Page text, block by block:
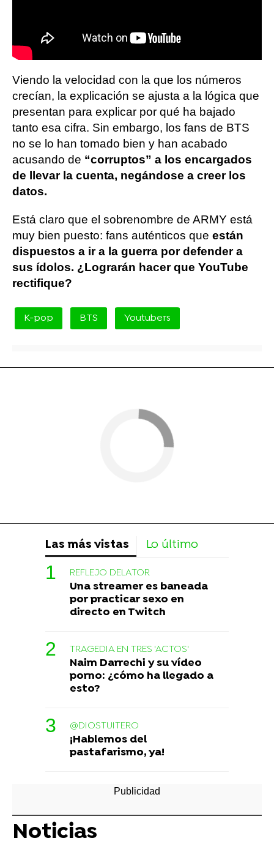
Viendo la velocidad con la que los números
crecían, la explicación se ajusta a la lógica que
presentan para explicar por qué ha bajado
tanto esa cifra. Sin embargo, los fans de BTS
no se lo han tomado bien y han acabado
acusando de “corruptos” a los encargados
de llevar la cuenta, negándose a creer los
datos.
Está claro que el sobrenombre de ARMY está
muy bien puesto: fans auténticos que están
dispuestos a ir a la guerra por defender a
sus ídolos. ¿Lograrán hacer que YouTube
rectifique?
K-pop BTS Youtubers
Las más vistas Lo último
REFLEJO DELATOR
Una streamer es baneada
por practicar sexo en
directo en Twitch
TRAGEDIA EN TRES 'ACTOS'
Naim Darrechi y su vídeo
porno: ¿cómo ha llegado a
esto?
@DIOSTUITERO
¡Hablemos del
pastafarismo, ya!
Noticias